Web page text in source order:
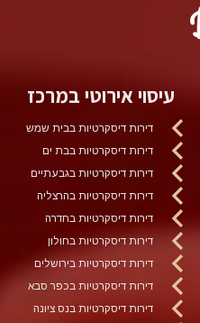
עיסוי אירוטי במרכז
דירות דיסקרטיות בבית שמש
דירות דיסקרטיות בבת ים
דירות דיסקרטיות בגבעתיים
דירות דיסקרטיות בהרצליה
דירות דיסקרטיות בחדרה
דירות דיסקרטיות בחולון
דירות דיסקרטיות בירושלים
דירות דיסקרטיות בכפר סבא
דירות דיסקרטיות בנס ציונה